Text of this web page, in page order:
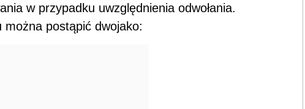
w przypadku uwzględnienia odwołania.
postąpić dwojako: